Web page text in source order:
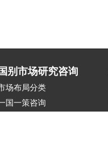
别市场研究咨询
场布局分类
国一策咨询